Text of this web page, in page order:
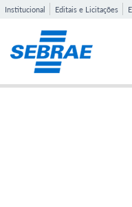
Institucional Editais e Licitações